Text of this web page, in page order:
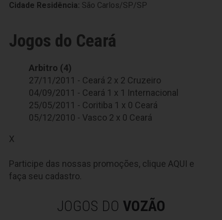
Cidade Residência: São Carlos/SP/SP
Jogos do Ceará
Arbitro (4)
27/11/2011 - Ceará 2 x 2 Cruzeiro
04/09/2011 - Ceará 1 x 1 Internacional
25/05/2011 - Coritiba 1 x 0 Ceará
05/12/2010 - Vasco 2 x 0 Ceará
X
Participe das nossas promoções, clique AQUI e
faça seu cadastro.
JOGOS DO VOZÃO